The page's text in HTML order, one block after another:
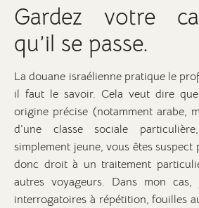
Gardez votre
qu’il se passe.
La douane israélienne pratique le
il faut le savoir. Cela veut dire
origine précise (notamment arabe,
d’une classe sociale
simplement jeune, vous êtes suspect
donc droit à un traitement
autres voyageurs. Dans mon
interrogatoires à répétition, fouilles